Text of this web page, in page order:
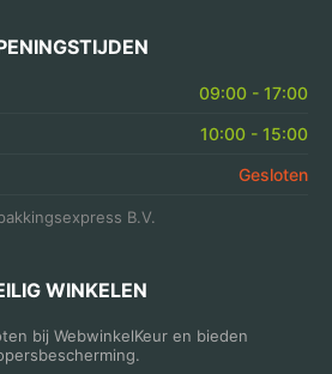
09:00 - 17:00
10:00 - 15:00
Gesloten
B.V.
WINKELEN
bij WebwinkelKeur en bieden